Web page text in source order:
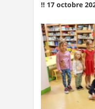
!! 17 octobre